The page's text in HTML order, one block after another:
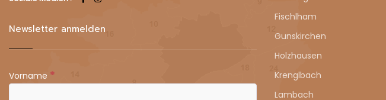
Newsletter anmelden
Vorname *
Fischlham
Gunskirchen
Holzhausen
Krenglbach
Lambach